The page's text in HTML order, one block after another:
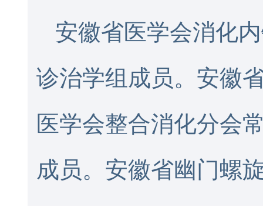
安徽省医学会消化
诊治学组成员。安徽
医学会整合消化分会
成员。安徽省幽门螺